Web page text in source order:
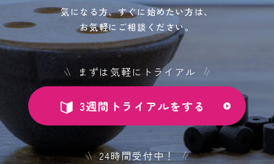
気になる方、すぐに始めたい方は、
お気軽にご相談ください。
まずは気軽にトライアル
3週間トライアルをする
24時間受付中！